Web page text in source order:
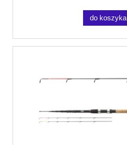
do koszyka